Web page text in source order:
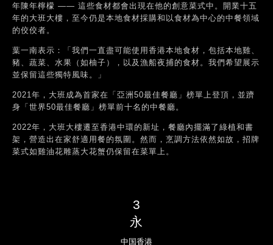
年陳年檸檬 —— 這些食材都會出現在他的創意菜式中。開業十五
年的大班大樓，至今仍是本地食材採購和以食材為中心的中餐領域
的佼佼者。
葉一南表示：「我們一直盡可能使用香港本地食材，包括本地雞、
豬、蔬菜、水果（如柚子），以及漁船夜捕的食材。我們希望展示
並保留這些獨特風味。」
2021年，大班成為首家在「亞洲50最佳餐廳」榜單上登頂，並躋
身「世界50最佳餐廳」榜單前十名的中餐廳。
2022年，大班大樓遷至香港中環的新址，餐廳內擺滿了綠植和書
架，營造出在家舒適用餐的氛圍。然而，烹調方法依然如故，招牌
菜式如雞油花雕蒸大花蟹仍保留在菜單上。
3
永
中国香港